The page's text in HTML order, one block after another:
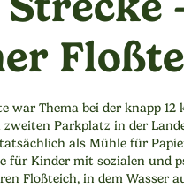
war Thema bei der knapp 12
Parkplatz in der
als Mühle für
für Kinder mit sozialen und
Floßteich, in dem Wasser